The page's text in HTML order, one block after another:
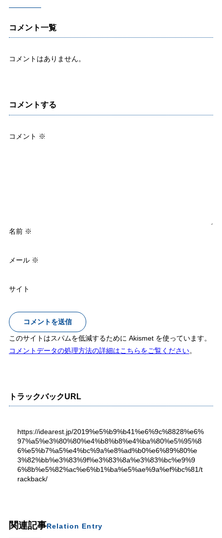
コメント一覧
コメントはありません。
コメントする
コメント ※
名前 ※
メール ※
サイト
このサイトはスパムを低減するために Akismet を使っています。
コメントデータの処理方法の詳細はこちらをご覧ください。
トラックバックURL
https://idearest.jp/2019%e5%b9%b41%e6%9c%8828%e6%
97%a5%e3%80%80%e4%b8%b8%e4%ba%80%e5%95%8
6%e5%b7%a5%e4%bc%9a%e8%ad%b0%e6%89%80%e
3%82%bb%e3%83%9f%e3%83%8a%e3%83%bc%e9%9
6%8b%e5%82%ac%e6%b1%ba%e5%ae%9a%ef%bc%81/t
rackback/
関連記事Relation Entry